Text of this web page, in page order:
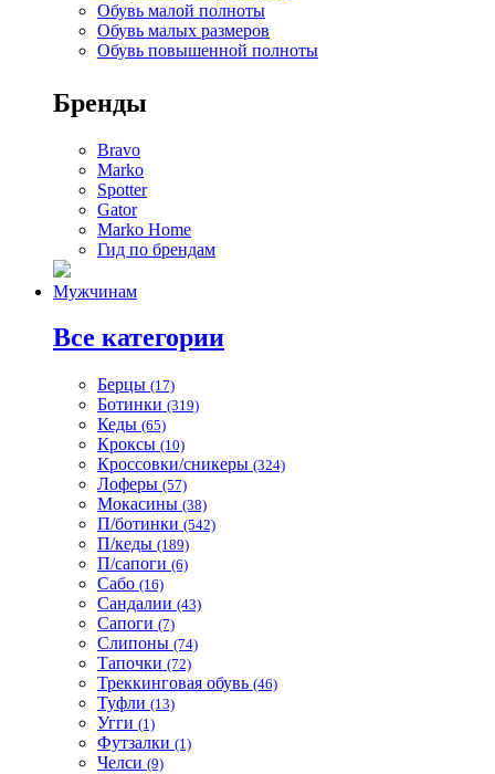
Обувь малой полноты
Обувь малых размеров
Обувь повышенной полноты
Бренды
Bravo
Marko
Spotter
Gator
Marko Home
Гид по брендам
Мужчинам
Все категории
Берцы (17)
Ботинки (319)
Кеды (65)
Кроксы (10)
Кроссовки/сникеры (324)
Лоферы (57)
Мокасины (38)
П/ботинки (542)
П/кеды (189)
П/сапоги (6)
Сабо (16)
Сандалии (43)
Сапоги (7)
Слипоны (74)
Тапочки (72)
Треккинговая обувь (46)
Туфли (13)
Угги (1)
Футзалки (1)
Челси (9)